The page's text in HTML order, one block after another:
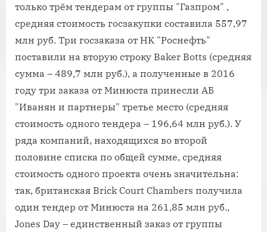
только трём тендерам от группы "Газпром" ,
средняя стоимость госзакупки составила 557,97
млн руб. Три госзаказа от НК "Роснефть"
поставили на вторую строку Baker Botts (средняя
сумма – 489,7 млн руб.), а полученные в 2016
году три заказа от Минюста принесли АБ
"Иванян и партнеры" третье место (средняя
стоимость одного тендера – 196,64 млн руб.). У
ряда компаний, находящихся во второй
половине списка по общей сумме, средняя
стоимость одного проекта очень значительна:
так, британская Brick Court Chambers получила
один тендер от Минюста на 261,85 млн руб.,
Jones Day – единственный заказ от группы